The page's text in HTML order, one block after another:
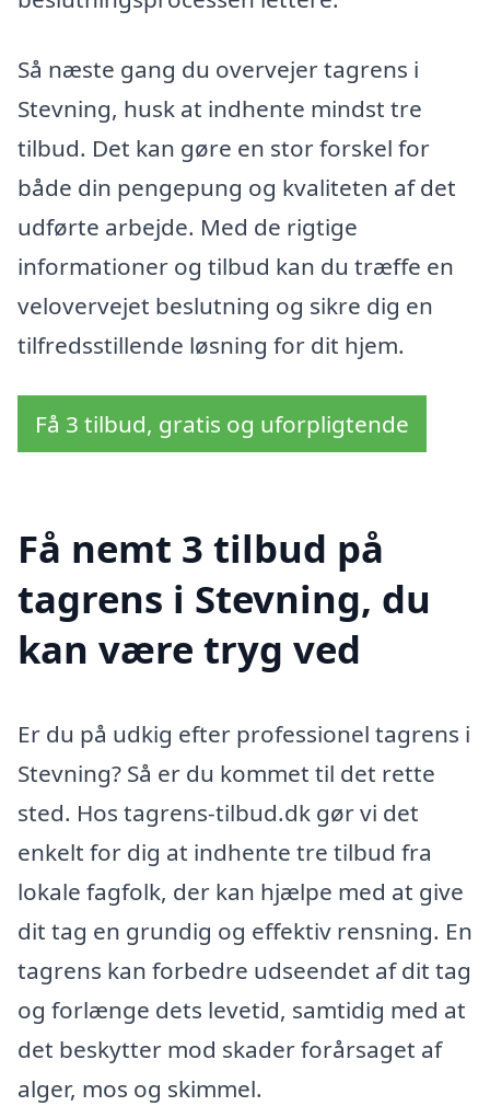
Så næste gang du overvejer tagrens i
Stevning, husk at indhente mindst tre
tilbud. Det kan gøre en stor forskel for
både din pengepung og kvaliteten af det
udførte arbejde. Med de rigtige
informationer og tilbud kan du træffe en
velovervejet beslutning og sikre dig en
tilfredsstillende løsning for dit hjem.
Få 3 tilbud, gratis og uforpligtende
Få nemt 3 tilbud på
tagrens i Stevning, du
kan være tryg ved
Er du på udkig efter professionel tagrens i
Stevning? Så er du kommet til det rette
sted. Hos tagrens-tilbud.dk gør vi det
enkelt for dig at indhente tre tilbud fra
lokale fagfolk, der kan hjælpe med at give
dit tag en grundig og effektiv rensning. En
tagrens kan forbedre udseendet af dit tag
og forlænge dets levetid, samtidig med at
det beskytter mod skader forårsaget af
alger, mos og skimmel.